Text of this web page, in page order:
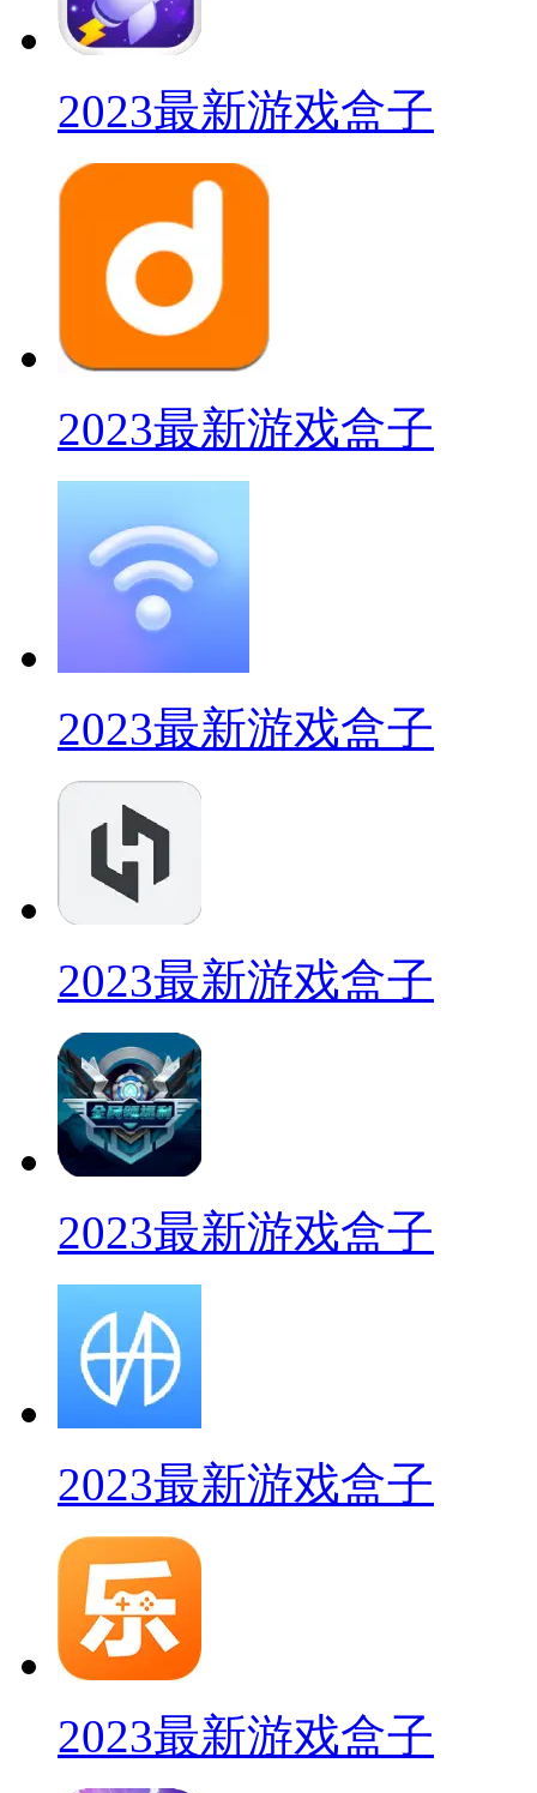
2023最新游戏盒子
2023最新游戏盒子
2023最新游戏盒子
2023最新游戏盒子
2023最新游戏盒子
2023最新游戏盒子
2023最新游戏盒子